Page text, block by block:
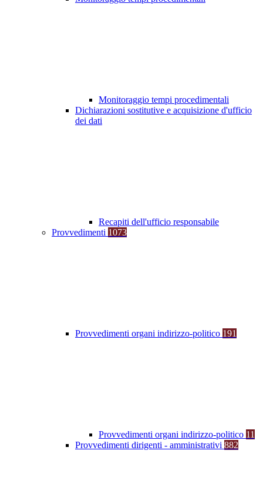
Monitoraggio tempi procedimentali
Dichiarazioni sostitutive e acquisizione d'ufficio
dei dati
Recapiti dell'ufficio responsabile
Provvedimenti 1073
Provvedimenti organi indirizzo-politico 191
Provvedimenti organi indirizzo-politico 11
Provvedimenti dirigenti - amministrativi 882